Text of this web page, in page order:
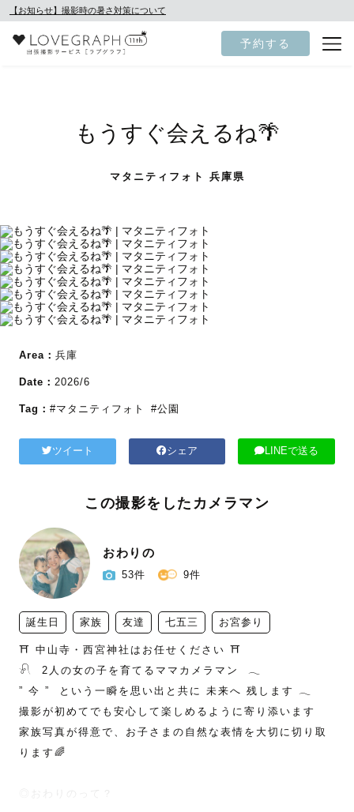
【お知らせ】撮影時の暑さ対策について
予約する
もうすぐ会えるね🌴
マタニティフォト 兵庫県
Area： 兵庫
Date： 2026/6
Tag： #マタニティフォト #公園
ツイート シェア LINEで送る
この撮影をしたカメラマン
おわりの
53件 9件
誕生日 家族 友達 七五三 お宮参り
⛩️ 中山寺・西宮神社はお任せください ⛩️
𓍯  2人の女の子を育てるママカメラマン  𓂃
” 今 ”  という一瞬を思い出と共に 未来へ 残します 𓂃
撮影が初めてでも安心して楽しめるように寄り添います
家族写真が得意で、お子さまの自然な表情を大切に切り取
ります🌈